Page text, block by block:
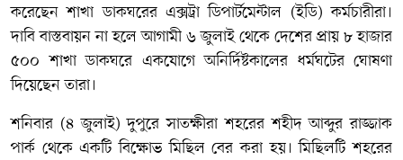
করেছেন শাখা ডাকঘরের এক্সট্রা ডিপার্টমেন্টাল (ইডি) কর্মচারীরা।
দাবি বাস্তবায়ন না হলে আগামী ৬ জুলাই থেকে দেশের প্রায় ৮ হাজার
৫০০ শাখা ডাকঘরে একযোগে অনির্দিষ্টকালের ধর্মঘটের ঘোষণা
দিয়েছেন তারা।
শনিবার (৪ জুলাই) দুপুরে সাতক্ষীরা শহরের শহীদ আব্দুর রাজ্জাক
পার্ক থেকে একটি বিক্ষোভ মিছিল বের করা হয়। মিছিলটি শহরের